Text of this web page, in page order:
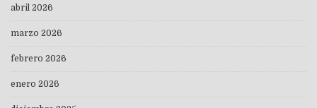
abril 2026
marzo 2026
febrero 2026
enero 2026